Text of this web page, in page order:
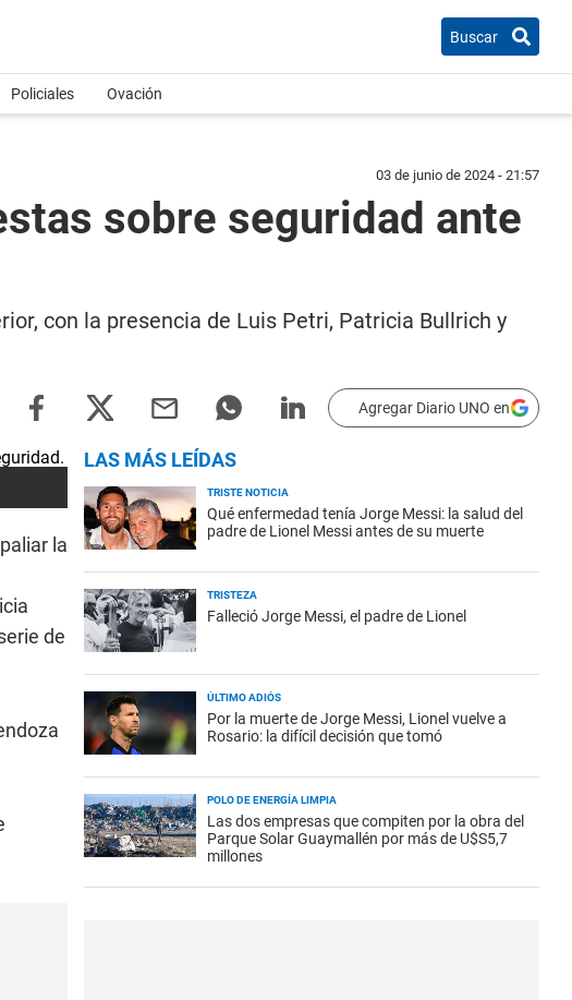
Buscar
Policiales Ovación
03 de junio de 2024 - 21:57
sobre seguridad ante
con la presencia de Luis Petri, Patricia Bullrich y
Agregar Diario UNO en
la
de
LAS MÁS LEÍDAS
TRISTE NOTICIA
Qué enfermedad tenía Jorge Messi: la salud del
padre de Lionel Messi antes de su muerte
TRISTEZA
Falleció Jorge Messi, el padre de Lionel
ÚLTIMO ADIÓS
Por la muerte de Jorge Messi, Lionel vuelve a
Rosario: la difícil decisión que tomó
POLO DE ENERGÍA LIMPIA
Las dos empresas que compiten por la obra del
Parque Solar Guaymallén por más de U$S5,7
millones